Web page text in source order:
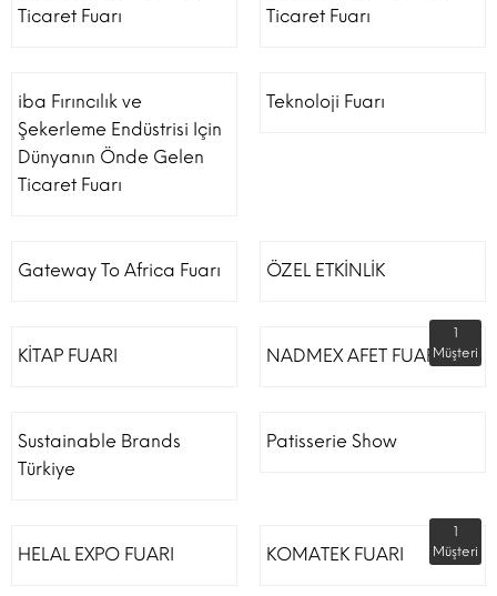
Ticaret Fuarı
Ticaret Fuarı
iba Fırıncılık ve
Şekerleme Endüstrisi Için
Dünyanın Önde Gelen
Ticaret Fuarı
Teknoloji Fuarı
Gateway To Africa Fuarı ÖZEL ETKİNLİK
KİTAP FUARI NADMEX AFET FUARI
1
Müşteri
Sustainable Brands
Türkiye
Patisserie Show
HELAL EXPO FUARI KOMATEK FUARI
1
Müşteri